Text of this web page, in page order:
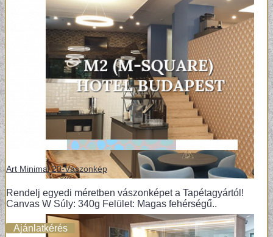
Art Minimal 20-Vászonkép
Rendelj egyedi méretben vászonképet a Tapétagyártól!
Canvas W Súly: 340g Felület: Magas fehérségű..
Ajánlatkérés